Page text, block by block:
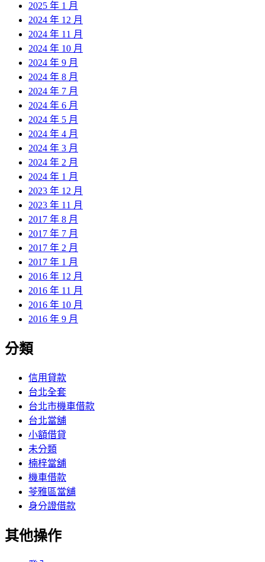
2025 年 1 月
2024 年 12 月
2024 年 11 月
2024 年 10 月
2024 年 9 月
2024 年 8 月
2024 年 7 月
2024 年 6 月
2024 年 5 月
2024 年 4 月
2024 年 3 月
2024 年 2 月
2024 年 1 月
2023 年 12 月
2023 年 11 月
2017 年 8 月
2017 年 7 月
2017 年 2 月
2017 年 1 月
2016 年 12 月
2016 年 11 月
2016 年 10 月
2016 年 9 月
分類
信用貸款
台北全套
台北市機車借款
台北當舖
小額借貸
未分類
楠梓當舖
機車借款
苓雅區當舖
身分證借款
其他操作